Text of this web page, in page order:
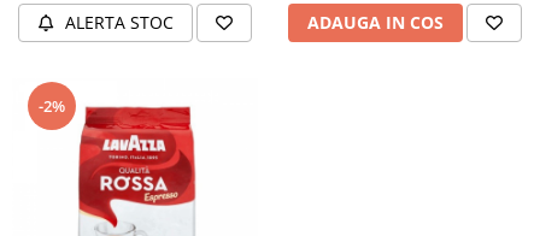
ALERTA STOC ADAUGA IN COS
-2%